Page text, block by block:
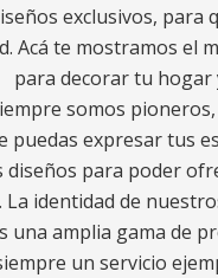
exclusivos, para
Acá te mostramos el
para decorar tu hogar
somos
puedas expresar tus
diseños para poder
La identidad de
una amplia gama de
un servicio